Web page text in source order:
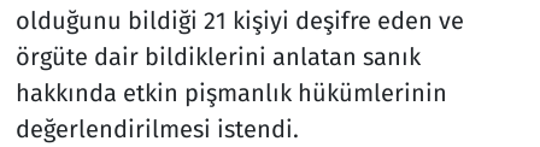
olduğunu bildiği 21 kişiyi deşifre eden ve
örgüte dair bildiklerini anlatan sanık
hakkında etkin pişmanlık hükümlerinin
değerlendirilmesi istendi.